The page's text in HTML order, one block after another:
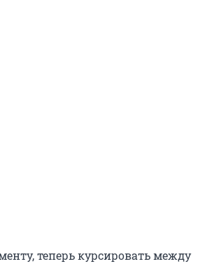
теперь курсировать между